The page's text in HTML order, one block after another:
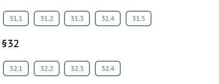
31.1 31.2 31.3 31.4 31.5
§32
32.1 32.2 32.3 32.4